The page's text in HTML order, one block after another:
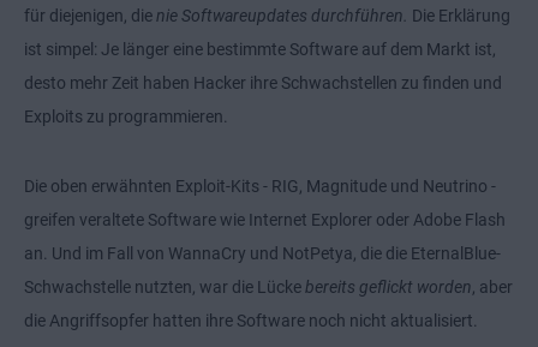
für diejenigen, dienie Softwareupdates durchführen. Die Erklärung
ist simpel: Je länger eine bestimmte Software auf dem Markt ist,
desto mehr Zeit haben Hacker ihre Schwachstellen zu finden und
Exploits zu programmieren.
Die oben erwähnten Exploit-Kits - RIG, Magnitude und Neutrino -
greifen veraltete Software wie Internet Explorer oder Adobe Flash
an. Und im Fall von WannaCry und NotPetya, die die EternalBlue-
Schwachstelle nutzten, war die Lückebereits geflickt worden , aber
die Angriffsopfer hatten ihre Software noch nicht aktualisiert.